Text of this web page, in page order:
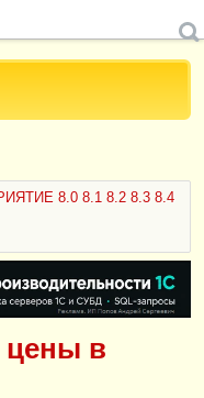
8.0 8.1 8.2 8.3 8.4
цены в